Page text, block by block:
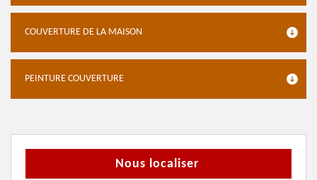
COUVERTURE DE LA MAISON
PEINTURE COUVERTURE
Nous localiser